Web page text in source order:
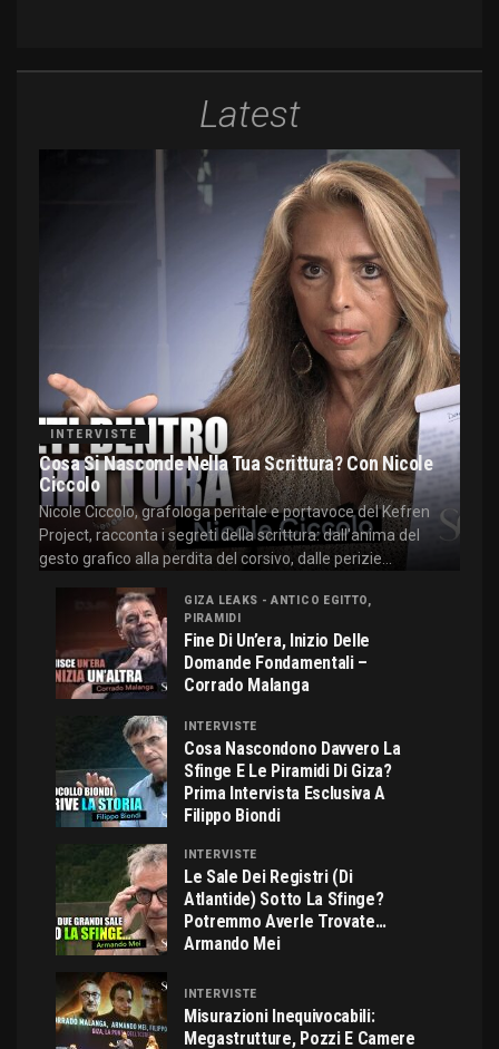
Latest
INTERVISTE
Cosa Si Nasconde Nella Tua Scrittura? Con Nicole
Ciccolo
Nicole Ciccolo, grafologa peritale e portavoce del Kefren
Project, racconta i segreti della scrittura: dall'anima del
gesto grafico alla perdita del corsivo, dalle perizie...
GIZA LEAKS - ANTICO EGITTO,
PIRAMIDI
Fine Di Un’era, Inizio Delle
Domande Fondamentali –
Corrado Malanga
INTERVISTE
Cosa Nascondono Davvero La
Sfinge E Le Piramidi Di Giza?
Prima Intervista Esclusiva A
Filippo Biondi
INTERVISTE
Le Sale Dei Registri (di
Atlantide) Sotto La Sfinge?
Potremmo Averle Trovate…
Armando Mei
INTERVISTE
Misurazioni Inequivocabili:
Megastrutture, Pozzi E Camere